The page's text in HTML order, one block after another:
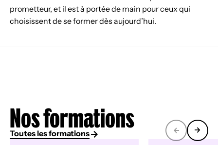
prometteur, et il est à portée de main pour ceux qui
choisissent de se former dès aujourd’hui.
Nos formations
Toutes les formations